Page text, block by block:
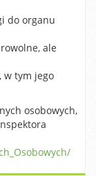
do organu
ale
w tym jego
osobowych,